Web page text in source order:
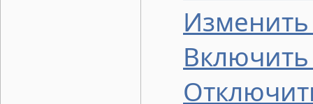
Включить